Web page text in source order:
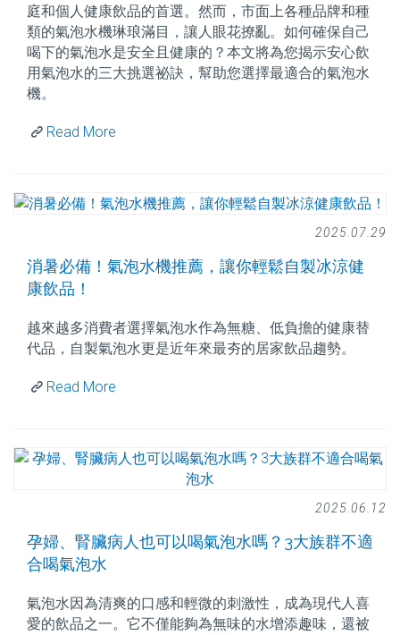
庭和個人健康飲品的首選。然而，市面上各種品牌和種
類的氣泡水機琳琅滿目，讓人眼花撩亂。如何確保自己
喝下的氣泡水是安全且健康的？本文將為您揭示安心飲
用氣泡水的三大挑選祕訣，幫助您選擇最適合的氣泡水
機。
Read More
2025.07.29
消暑必備！氣泡水機推薦，讓你輕鬆自製冰涼健
康飲品！
越來越多消費者選擇氣泡水作為無糖、低負擔的健康替
代品，自製氣泡水更是近年來最夯的居家飲品趨勢。
Read More
2025.06.12
孕婦、腎臟病人也可以喝氣泡水嗎？3大族群不適
合喝氣泡水
氣泡水因為清爽的口感和輕微的刺激性，成為現代人喜
愛的飲品之一。它不僅能夠為無味的水增添趣味，還被